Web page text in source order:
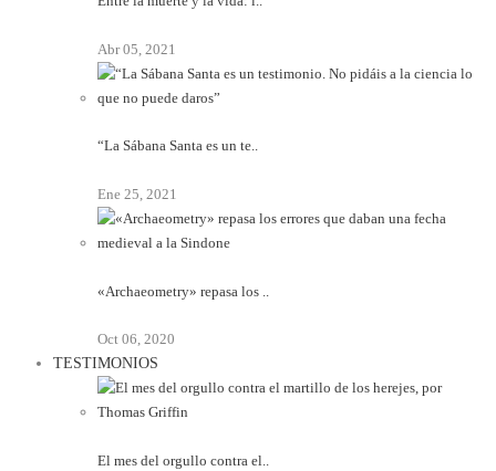
Abr 05, 2021
“La Sábana Santa es un te..
Ene 25, 2021
«Archaeometry» repasa los ..
Oct 06, 2020
TESTIMONIOS
El mes del orgullo contra el..